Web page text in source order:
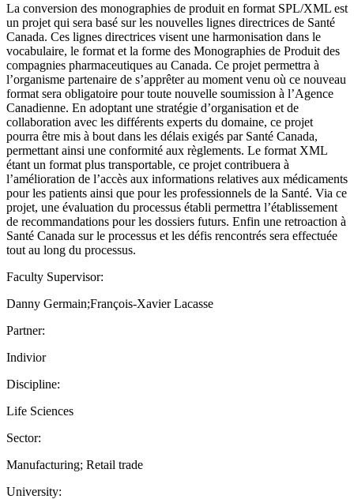
La conversion des monographies de produit en format SPL/XML est
un projet qui sera basé sur les nouvelles lignes directrices de Santé
Canada. Ces lignes directrices visent une harmonisation dans le
vocabulaire, le format et la forme des Monographies de Produit des
compagnies pharmaceutiques au Canada. Ce projet permettra à
l’organisme partenaire de s’apprêter au moment venu où ce nouveau
format sera obligatoire pour toute nouvelle soumission à l’Agence
Canadienne. En adoptant une stratégie d’organisation et de
collaboration avec les différents experts du domaine, ce projet
pourra être mis à bout dans les délais exigés par Santé Canada,
permettant ainsi une conformité aux règlements. Le format XML
étant un format plus transportable, ce projet contribuera à
l’amélioration de l’accès aux informations relatives aux médicaments
pour les patients ainsi que pour les professionnels de la Santé. Via ce
projet, une évaluation du processus établi permettra l’établissement
de recommandations pour les dossiers futurs. Enfin une retroaction à
Santé Canada sur le processus et les défis rencontrés sera effectuée
tout au long du processus.
Faculty Supervisor:
Danny Germain;François-Xavier Lacasse
Partner:
Indivior
Discipline:
Life Sciences
Sector:
Manufacturing; Retail trade
University: